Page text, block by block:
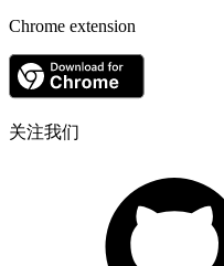
Chrome extension
关注我们